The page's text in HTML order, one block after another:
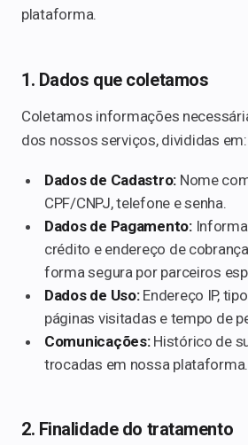
plataforma.
1. Dados que coletamos
Coletamos informações
dos nossos serviços, divididas em:
Dados de Cadastro: Nome
CPF/CNPJ, telefone e senha.
Dados de Pagamento:
crédito e endereço de
forma segura por parceiros
Dados de Uso:Endereço IP,
páginas visitadas e tempo de
Comunicações:Histórico de
trocadas em nossa plataforma.
2. Finalidade do tratamento